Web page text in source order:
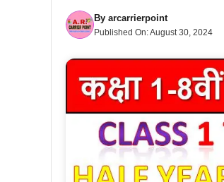
By arcarrierpoint
Published On:August 30, 2024